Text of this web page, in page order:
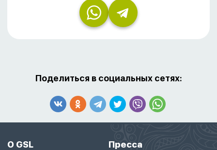
Поделиться в социальных сетях:
О GSL Пресса